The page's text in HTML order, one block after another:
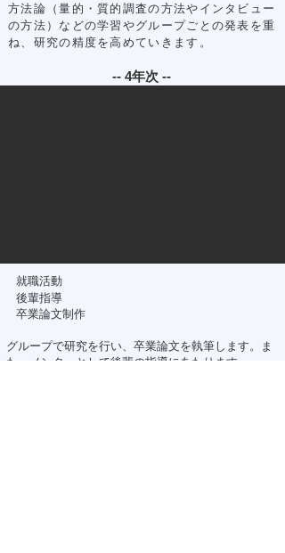
方法論（量的・質的調査の方法やインタビュー
の方法）などの学習やグループごとの発表を重
ね、研究の精度を高めていきます。
-- 4年次 --
​就職活動
後輩指導
​卒業論文制作
グループで研究を行い、卒業論文を執筆します。ま
た、メンターとして後輩の指導にあたります。